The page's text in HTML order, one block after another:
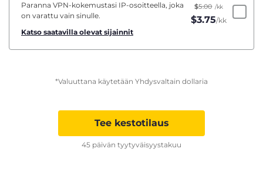
Paranna VPN-kokemustasi IP-osoitteella, joka
on varattu vain sinulle.
Katso saatavilla olevat sijainnit
$5.00 /kk
$3.75/kk
*Valuuttana käytetään Yhdysvaltain dollaria
Tee kestotilaus
45 päivän tyytyväisyystakuu